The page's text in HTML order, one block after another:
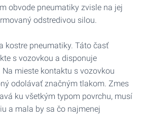
obvode pneumatiky zvisle na jej
odstredivou silou.
kostre pneumatiky. Táto časť
s vozovkou a disponuje
mieste kontaktu s vozovkou
odolávať značným tlakom. Zmes
ku všetkým typom povrchu, musí
a mala by sa čo najmenej